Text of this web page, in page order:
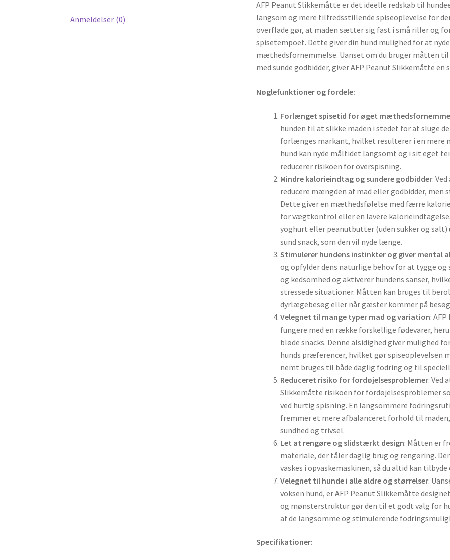
Anmeldelser (0)
AFP Peanut Slikkemåtte er det ideelle redskab til
langsom og mere tilfredsstillende spiseoplevelse for
overflade gør, at maden sætter sig fast i små riller og
spisetempoet. Dette giver din hund mulighed for at
mæthedsfornemmelse. Uanset om du bruger måtten
med sunde godbidder, giver AFP Peanut Slikkemåtte en
Nøglefunktioner og fordele:
Forlænget spisetid for øget
hunden til at slikke maden i stedet for at sluge
forlænges markant, hvilket resulterer i en
hund kan nyde måltidet langsomt og i sit eget
reducerer risikoen for overspisning.
Mindre kalorieindtag og sundere godbidder:
reducere mængden af mad eller godbidder, men
Dette giver en mæthedsfølelse med færre
for vægtkontrol eller en lavere
yoghurt eller peanutbutter (uden sukker og
sund snack, som den vil nyde længe.
Stimulerer hundens instinkter og giver mental
og opfylder dens naturlige behov for at tygge
og kedsomhed og aktiverer hundens sanser,
stressede situationer. Måtten kan bruges til
dyrlægebesøg eller når gæster kommer på
Velegnet til mange typer mad og variation:
fungere med en række forskellige fødevarer,
bløde snacks. Denne alsidighed giver mulighed
hunds præferencer, hvilket gør spiseoplevelsen
nemt bruges til både daglig fodring og til
Reduceret risiko for fordøjelsesproblemer: Ved
Slikkemåtte risikoen for fordøjelsesproblemer
ved hurtig spisning. En langsommere
fremmer et mere afbalanceret forhold til
sundhed og trivsel.
Let at rengøre og slidstærkt design: Måtten er
materiale, der tåler daglig brug og rengøring.
vaskes i opvaskemaskinen, så du altid kan
Velegnet til hunde i alle aldre og størrelser:
voksen hund, er AFP Peanut Slikkemåtte
og mønsterstruktur gør den til et godt valg for
af de langsomme og stimulerende
Specifikationer: